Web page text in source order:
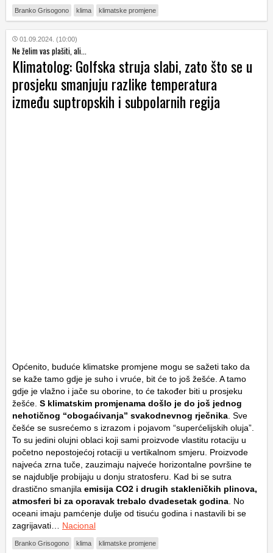
Branko Grisogono klima klimatske promjene
01.09.2024. (10:00)
Ne želim vas plašiti, ali...
Klimatolog: Golfska struja slabi, zato što se u
prosjeku smanjuju razlike temperatura
između suptropskih i subpolarnih regija
Općenito, buduće klimatske promjene mogu se sažeti tako da
se kaže tamo gdje je suho i vruće, bit će to još žešće. A tamo
gdje je vlažno i jače su oborine, to će također biti u prosjeku
žešće. S klimatskim promjenama došlo je do još jednog
nehotičnog “obogaćivanja” svakodnevnog rječnika . Sve
češće se susrećemo s izrazom i pojavom “superćelijskih oluja”.
To su jedini olujni oblaci koji sami proizvode vlastitu rotaciju u
početno nepostojećoj rotaciji u vertikalnom smjeru. Proizvode
najveća zrna tuče, zauzimaju najveće horizontalne površine te
se najdublje probijaju u donju stratosferu. Kad bi se sutra
drastično smanjila emisija CO2 i drugih stakleničkih plinova,
atmosferi bi za oporavak trebalo dvadesetak godina . No
oceani imaju pamćenje dulje od tisuću godina i nastavili bi se
zagrijavati… Nacional
Branko Grisogono klima klimatske promjene